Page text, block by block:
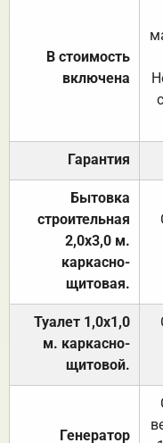
В стоимость
включена
Гарантия
Бытовка
строительная
2,0х3,0 м.
каркасно-
щитовая.
Туалет 1,0х1,0
м. каркасно-
щитовой.
Генератор